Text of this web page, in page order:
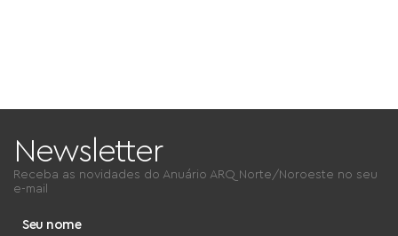
Newsletter
Receba as novidades do Anuário ARQ Norte/Noroeste no seu
e-mail
Seu nome